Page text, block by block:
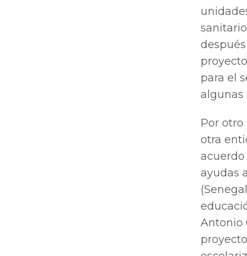
para el
algunas
Por otro
otra
acuerdo
ayudas
Antonio